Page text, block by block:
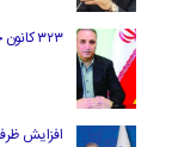
۳۲۳ کانون خطر ایمن سازی و تجهیز شد
افزایش